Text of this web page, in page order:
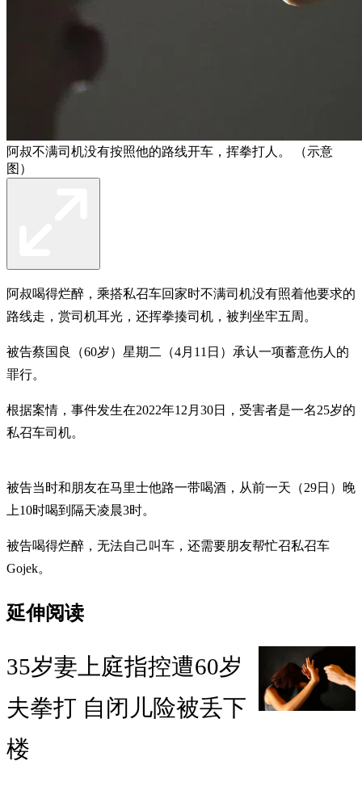
阿叔不满司机没有按照他的路线开车，挥拳打人。 （示意
图）
阿叔喝得烂醉，乘搭私召车回家时不满司机没有照着他要求的
路线走，赏司机耳光，还挥拳揍司机，被判坐牢五周。
被告蔡国良（60岁）星期二（4月11日）承认一项蓄意伤人的
罪行。
根据案情，事件发生在2022年12月30日，受害者是一名25岁的
私召车司机。
被告当时和朋友在马里士他路一带喝酒，从前一天（29日）晚
上10时喝到隔天凌晨3时。
被告喝得烂醉，无法自己叫车，还需要朋友帮忙召私召车
Gojek。
延伸阅读
35岁妻上庭指控遭60岁
夫拳打 自闭儿险被丢下
楼